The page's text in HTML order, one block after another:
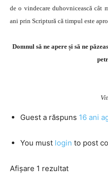
de o vindecare duhovnicească cât
ani prin Scriptură că timpul este
Domnul să ne apere și să ne
Guest a răspuns 16 ani
You must login to post
Afișare 1 rezultat